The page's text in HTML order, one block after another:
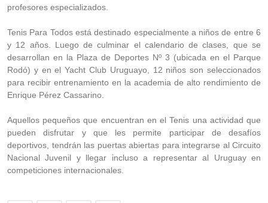
profesores especializados.
Tenis Para Todos está destinado especialmente a niños de entre 6
y 12 años. Luego de culminar el calendario de clases, que se
desarrollan en la Plaza de Deportes Nº 3 (ubicada en el Parque
Rodó) y en el Yacht Club Uruguayo, 12 niños son seleccionados
para recibir entrenamiento en la academia de alto rendimiento de
Enrique Pérez Cassarino.
Aquellos pequeños que encuentran en el Tenis una actividad que
pueden disfrutar y que les permite participar de desafíos
deportivos, tendrán las puertas abiertas para integrarse al Circuito
Nacional Juvenil y llegar incluso a representar al Uruguay en
competiciones internacionales.